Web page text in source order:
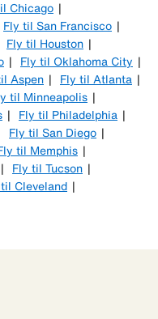
Chicago
Fly til San Francisco
Fly til Houston
Fly til Oklahoma City
Aspen
Fly til Atlanta
til Minneapolis
Fly til Philadelphia
Fly til San Diego
til Memphis
Fly til Tucson
Cleveland